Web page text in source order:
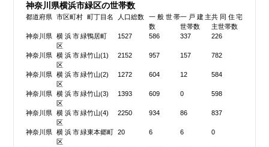
神奈川県横浜市緑区の世帯数
都道府県 市区町村 町丁目名 人口総数
一般世帯
数
一戸建主
世帯数
共同住宅
主世帯数
神奈川県
横浜市緑
区
鴨居町 1527 586 337 226
神奈川県
横浜市緑
区
竹山(1) 2152 957 157 782
神奈川県
横浜市緑
区
竹山(2) 1272 604 12 584
神奈川県
横浜市緑
区
竹山(3) 1393 609 0 598
神奈川県
横浜市緑
区
竹山(4) 2250 934 86 837
神奈川県
横浜市緑
区
東本郷町 20 6 6 0